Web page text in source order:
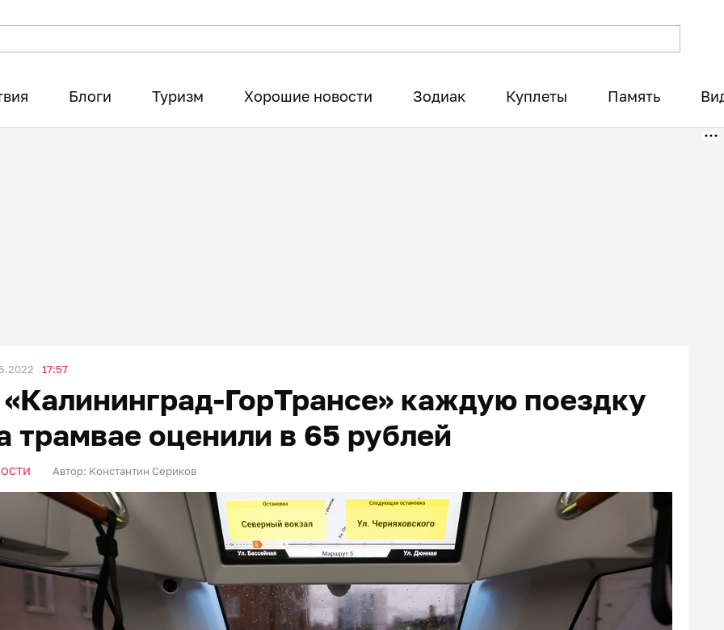
Блоги Туризм Хорошие новости Зодиак Куплеты Память
17:57
ГорТрансе» каждую поездку
трамвае оценили в 65 рублей
Автор: Константин Сериков